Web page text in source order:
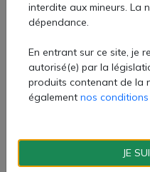
qui fait chavirer votre cœur !
l'unité chez AZVape de vape.
interdite aux mineurs. La
dépendance.
En entrant sur ce site, je
autorisé(e) par la
produits contenant de la
également nos
JE